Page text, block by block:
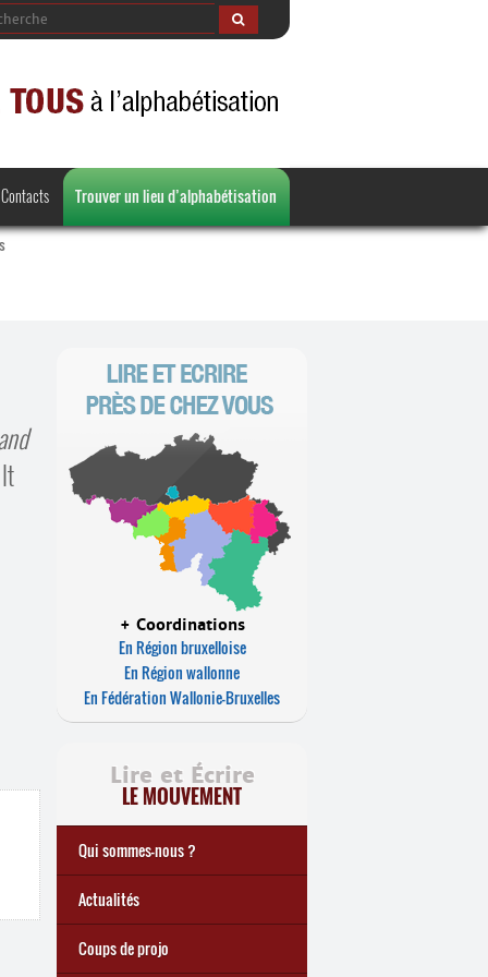
Contacts Trouver un lieu d’alphabétisation
+ Coordinations
En Région bruxelloise
En Région wallonne
En Fédération Wallonie-Bruxelles
Lire et Écrire
LE MOUVEMENT
Qui sommes-nous ?
Actualités
Coups de projo